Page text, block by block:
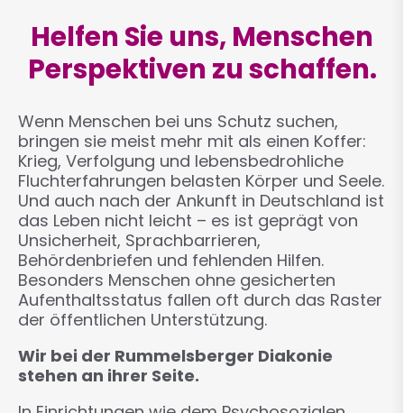
Helfen Sie uns, Menschen
Perspektiven zu schaffen.
Wenn Menschen bei uns Schutz suchen,
bringen sie meist mehr mit als einen Koffer:
Krieg, Verfolgung und lebensbedrohliche
Fluchterfahrungen belasten Körper und Seele.
Und auch nach der Ankunft in Deutschland ist
das Leben nicht leicht – es ist geprägt von
Unsicherheit, Sprachbarrieren,
Behördenbriefen und fehlenden Hilfen.
Besonders Menschen ohne gesicherten
Aufenthaltsstatus fallen oft durch das Raster
der öffentlichen Unterstützung.
Wir bei der Rummelsberger Diakonie
stehen an ihrer Seite.